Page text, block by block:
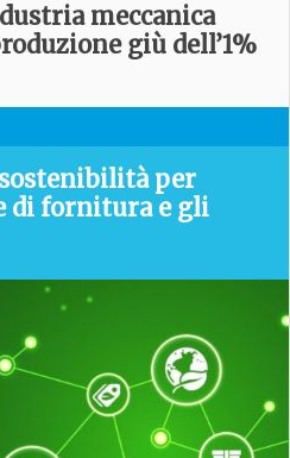
meccanica
giù dell’1%
per
di fornitura e gli